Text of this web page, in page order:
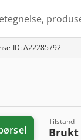
ID: A22285792
Tilstand
Brukt